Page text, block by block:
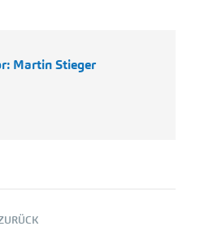
Martin Stieger